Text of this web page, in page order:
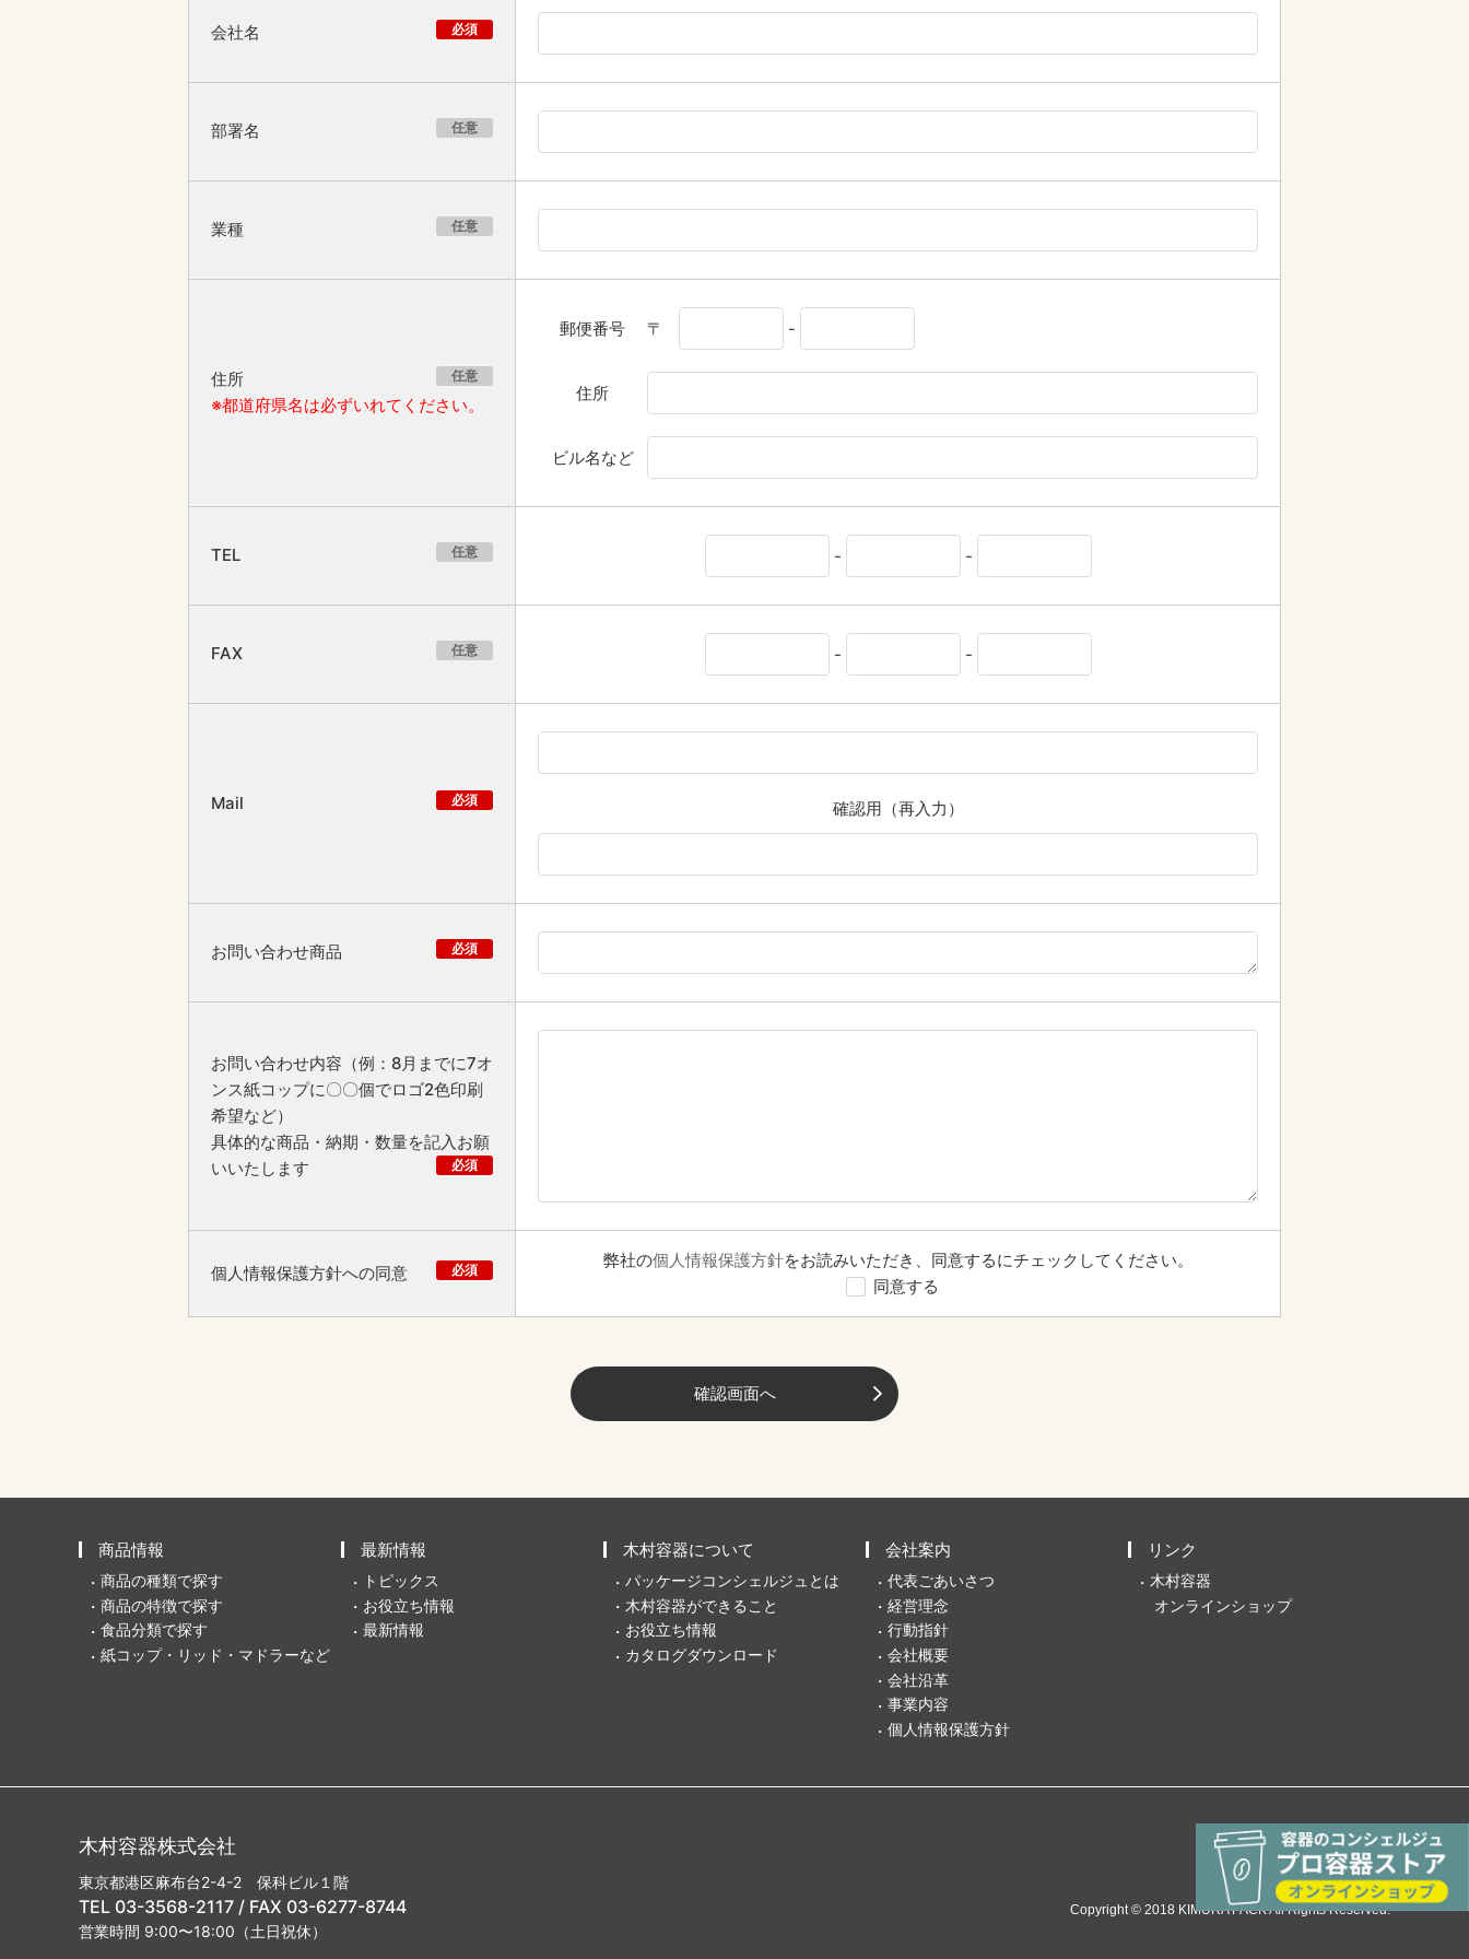
会社名 必須
部署名 任意
業種 任意
住所 任意
※都道府県名は必ずいれてください。
郵便番号 〒 -
住所
ビル名など
TEL 任意 - -
FAX 任意 - -
Mail 必須 確認用（再入力）
お問い合わせ商品 必須
お問い合わせ内容（例：8月までに7オ
ンス紙コップに〇〇個でロゴ2色印刷
希望など）
具体的な商品・納期・数量を記入お願
いいたします
必須
個人情報保護方針への同意 必須 弊社の個人情報保護方針をお読みいただき、同意するにチェックしてください。
同意する
商品情報
商品の種類で探す
商品の特徴で探す
食品分類で探す
紙コップ・リッド・マドラーなど
最新情報
トピックス
お役立ち情報
最新情報
木村容器について
パッケージコンシェルジュとは
木村容器ができること
お役立ち情報
カタログダウンロード
会社案内
代表ごあいさつ
経営理念
行動指針
会社概要
会社沿革
事業内容
個人情報保護方針
リンク
木村容器
オンラインショップ
木村容器株式会社
東京都港区麻布台2-4-2 保科ビル１階
TEL 03-3568-2117 / FAX 03-6277-8744
営業時間 9:00〜18:00（土日祝休）
Copyright © 2018 KIMURA PACK All Rights Reserved.